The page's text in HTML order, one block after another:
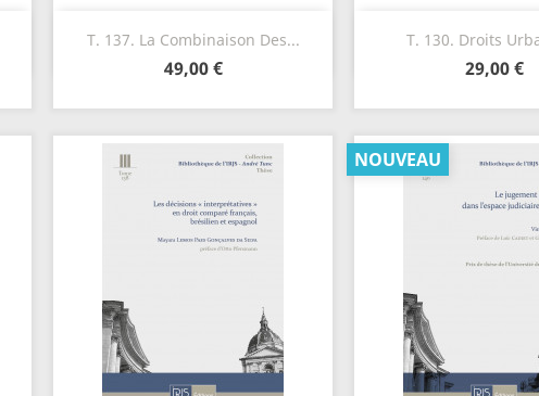
T. 137. La Combinaison Des...
49,00 €
 Aperçu rapide T. 130. Droits
29,00 €
Aperçu
NOUVEAU